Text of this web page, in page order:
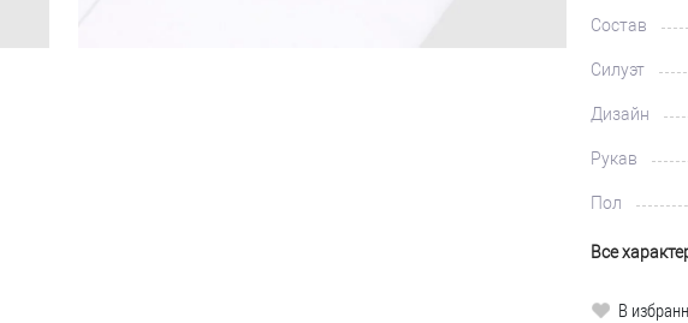
Состав
Силуэт
Дизайн
Рукав
Пол
Все
В